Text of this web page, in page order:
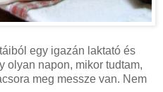
egy igazán laktató és
olyan napon, mikor tudtam,
meg messze van. Nem